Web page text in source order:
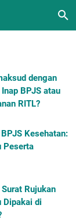
dengan
BPJS atau
RITL?
Kesehatan:
Peserta
Rujukan
Dipakai di